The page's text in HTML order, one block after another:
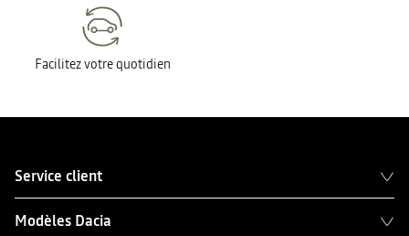
Facilitez votre quotidien
Service client
Modèles Dacia